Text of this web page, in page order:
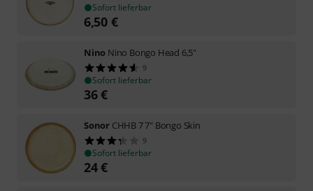
Sofort lieferbar
6,50 €
Nino Nino Bongo Head 6,5"
9
Sofort lieferbar
36€
Sonor CHHB 7 7" Bongo Skin
9
Sofort lieferbar
24€